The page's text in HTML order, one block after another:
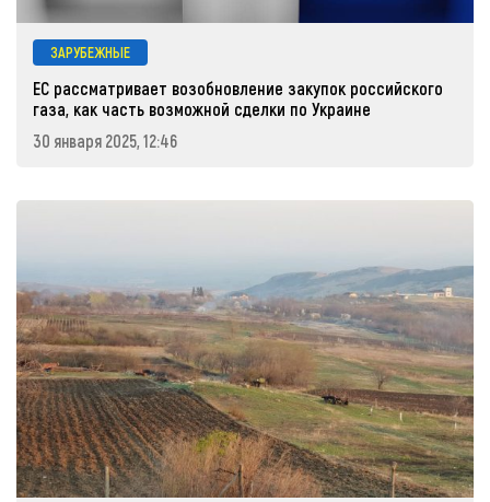
ЗАРУБЕЖНЫЕ
ЕС рассматривает возобновление закупок российского
газа, как часть возможной сделки по Украине
30 января 2025, 12:46